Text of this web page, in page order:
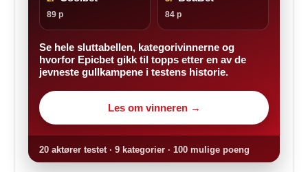
89 p 84 p
Se hele sluttabellen, kategorivinnerne og
hvorfor Epicbet gikk til topps etter en av de
jevneste gullkampene i testens historie.
Les om vinneren →
20 aktører testet · 9 kategorier · 100 mulige poeng